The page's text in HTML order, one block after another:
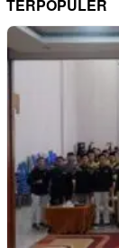
TERPOPULER